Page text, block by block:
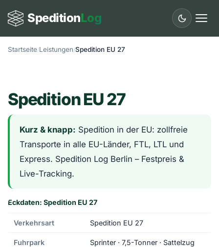
SpeditionLog
Start
Länder
Fuhrpark
Ratgeber
Glossar
Startseite Leistungen Spedition EU 27
Spedition EU 27
Kurz & knapp: Spedition in der EU: zollfreie
Transporte in alle EU-Länder, FTL, LTL und
Express. Spedition Log Berlin – Festpreis &
Live-Tracking.
Eckdaten: Spedition EU 27
Verkehrsart Spedition EU 27
Fuhrpark
Sprinter · 7,5-Tonner · Sattelzug